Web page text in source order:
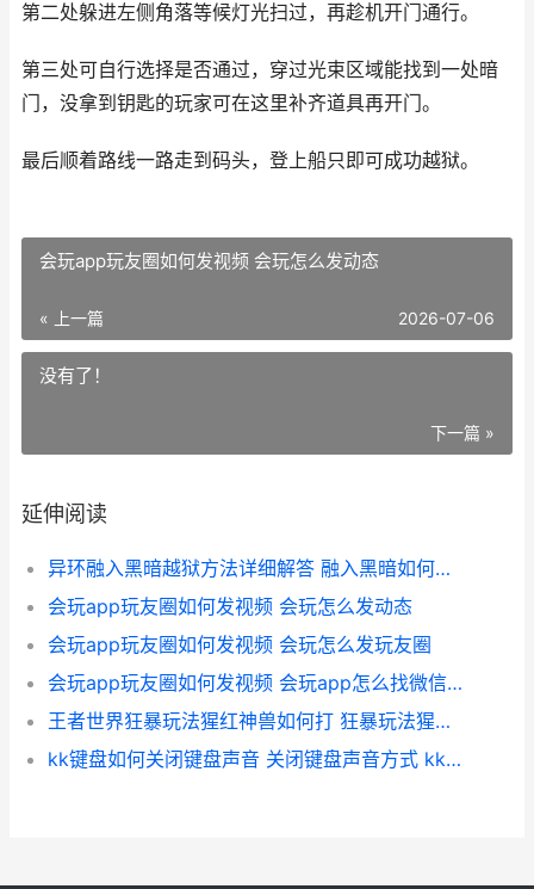
第二处躲进左侧角落等候灯光扫过，再趁机开门通行。
第三处可自行选择是否通过，穿过光束区域能找到一处暗
门，没拿到钥匙的玩家可在这里补齐道具再开门。
最后顺着路线一路走到码头，登上船只即可成功越狱。
会玩app玩友圈如何发视频 会玩怎么发动态
« 上一篇 2026-07-06
没有了！
下一篇 »
延伸阅读
异环融入黑暗越狱方法详细解答 融入黑暗如何逃离监狱
会玩app玩友圈如何发视频 会玩怎么发动态
会玩app玩友圈如何发视频 会玩怎么发玩友圈
会玩app玩友圈如何发视频 会玩app怎么找微信好友
王者世界狂暴玩法猩红神兽如何打 狂暴玩法猩红神兽打法策略 狂暴王者荣耀
kk键盘如何关闭键盘声音 关闭键盘声音方式 kk键盘怎么关闭